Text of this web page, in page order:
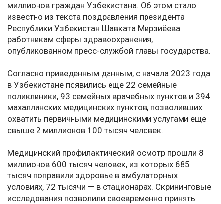
миллионов граждан Узбекистана. Об этом стало
известно из текста поздравления президента
Республики Узбекистан Шавката Мирзиёева
работникам сферы здравоохранения,
опубликованном пресс-службой главы государства.
Согласно приведенным данным, с начала 2023 года
в Узбекистане появились еще 22 семейные
поликлиники, 93 семейных врачебных пунктов и 394
махаллинских медицинских пунктов, позволивших
охватить первичными медицинскими услугами еще
свыше 2 миллионов 100 тысяч человек.
Медицинский профилактический осмотр прошли 8
миллионов 600 тысяч человек, из которых 685
тысяч поправили здоровье в амбулаторных
условиях, 72 тысячи — в стационарах. Скрининговые
исследования позволили своевременно принять